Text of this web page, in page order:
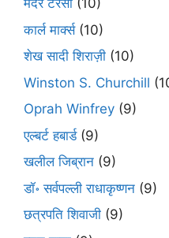
मदर टेरेसा (10)
कार्ल मार्क्स(10)
शेख सादी शिराज़ी (10)
Winston S. Churchill
Oprah Winfrey (9)
एल्बर्ट हबार्ड(9)
खलील जिब्रान (9)
डॉ॰ सर्वपल्ली राधाकृष्णन (9)
छत्रपति शिवाजी (9)